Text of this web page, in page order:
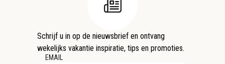
Schrijf u in op de nieuwsbrief en ontvang
wekelijks vakantie inspiratie, tips en promoties.
EMAIL